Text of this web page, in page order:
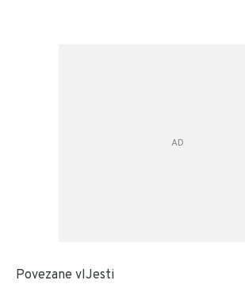
Povezane vIJesti